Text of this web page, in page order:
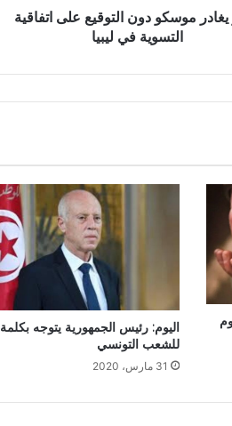
موسكو دون التوقيع على اتفاقية
التسوية في ليبيا
اليوم: رئيس الجمهورية يتوجه بكلمة
للشعب التونسي
31 مارس، 2020